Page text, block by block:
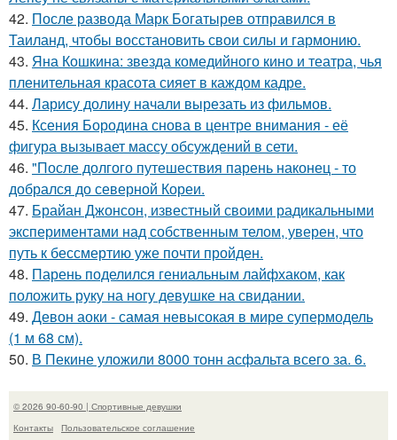
42. После развода Марк Богатырев отправился в
Таиланд, чтобы восстановить свои силы и гармонию.
43. Яна Кошкина: звезда комедийного кино и театра, чья
пленительная красота сияет в каждом кадре.
44. Ларису долину начали вырезать из фильмов.
45. Ксения Бородина снова в центре внимания - её
фигура вызывает массу обсуждений в сети.
46. "После долгого путешествия парень наконец - то
добрался до северной Кореи.
47. Брайан Джонсон, известный своими радикальными
экспериментами над собственным телом, уверен, что
путь к бессмертию уже почти пройден.
48. Парень поделился гениальным лайфхаком, как
положить руку на ногу девушке на свидании.
49. Девон аоки - самая невысокая в мире супермодель
(1 м 68 см).
50. В Пекине уложили 8000 тонн асфальта всего за. 6.
© 2026 90-60-90 | Спортивные девушки
Контакты
Пользовательское соглашение